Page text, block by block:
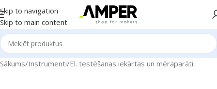
Skip to navigation
Skip to main content
Sākums/Instrumenti/El. testēšanas iekārtas un mēraparāti